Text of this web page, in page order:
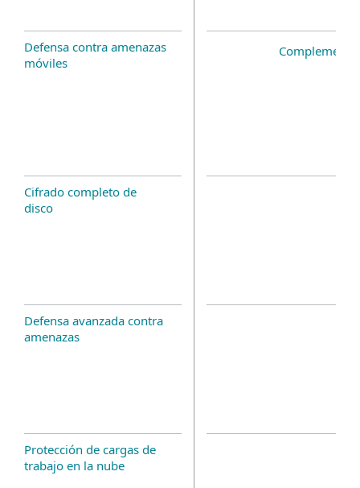
Defensa contra amenazas
móviles
Cifrado completo de
disco
Defensa avanzada contra
amenazas
Protección de cargas de
trabajo en la nube